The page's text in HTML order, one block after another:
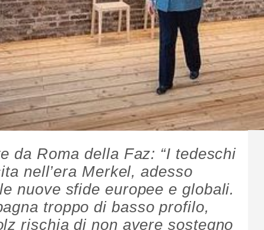
da Roma della Faz: “I tedeschi
nell’era Merkel, adesso
nuove sfide europee e globali.
troppo di basso profilo,
rischia di non avere sostegno